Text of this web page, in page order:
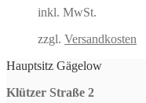
inkl. MwSt.
zzgl. Versandkosten
Hauptsitz Gägelow
Klützer Straße 2